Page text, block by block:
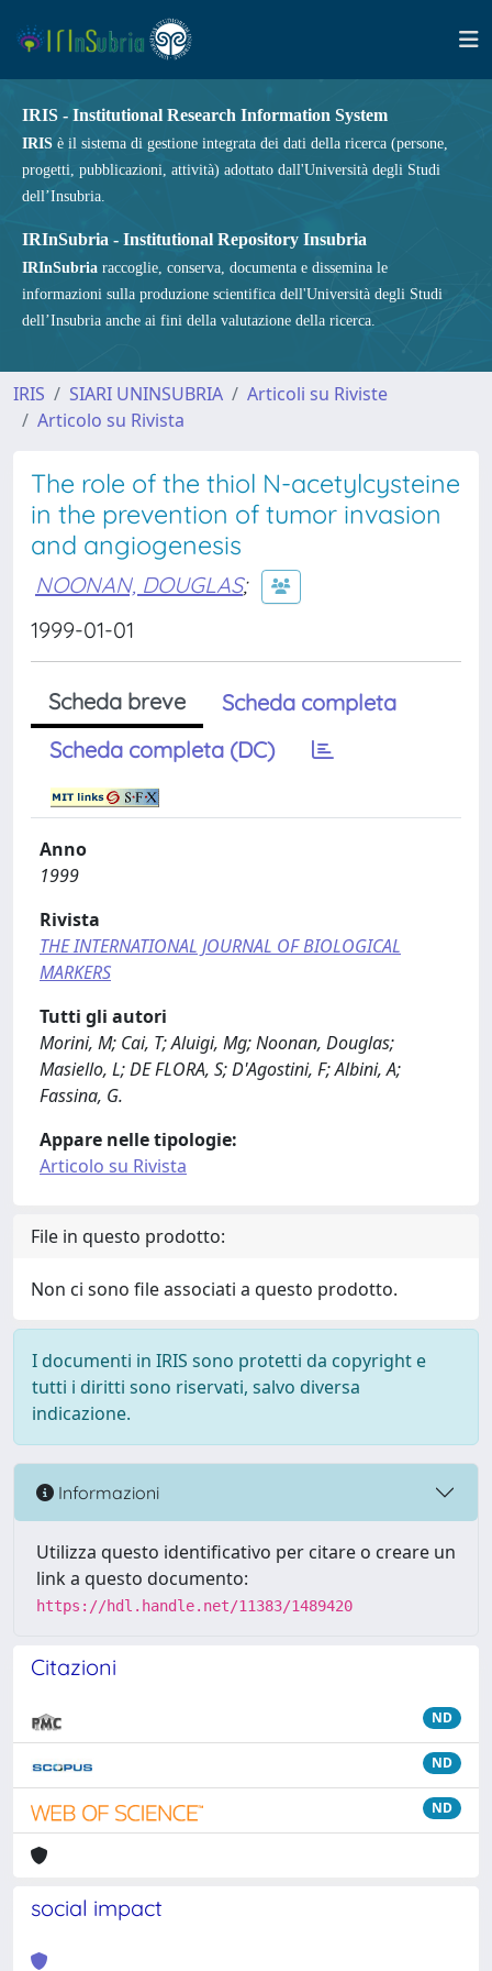
IRIS - Institutional Research Information System
IRIS è il sistema di gestione integrata dei dati della ricerca (persone,
progetti, pubblicazioni, attività) adottato dall'Università degli Studi
dell’Insubria.
IRInSubria - Institutional Repository Insubria
IRInSubria raccoglie, conserva, documenta e dissemina le
informazioni sulla produzione scientifica dell'Università degli Studi
dell’Insubria anche ai fini della valutazione della ricerca.
IRIS SIARI UNINSUBRIA
Articoli su Riviste
Articolo su Rivista
The role of the thiol N-acetylcysteine
in the prevention of tumor invasion
and angiogenesis
NOONAN, DOUGLAS;
1999-01-01
Scheda breve
Scheda completa
Scheda completa (DC)
Anno
1999
Rivista
THE INTERNATIONAL JOURNAL OF BIOLOGICAL
MARKERS
Tutti gli autori
Morini, M; Cai, T; Aluigi, Mg; Noonan, Douglas;
Masiello, L; DE FLORA, S; D'Agostini, F; Albini, A;
Fassina, G.
Appare nelle tipologie:
Articolo su Rivista
File in questo prodotto:
Non ci sono file associati a questo prodotto.
I documenti in IRIS sono protetti da copyright e
tutti i diritti sono riservati, salvo diversa
indicazione.
Informazioni
Utilizza questo identificativo per citare o creare un
link a questo documento:
https://hdl.handle.net/11383/1489420
Citazioni
ND
ND
ND
social impact